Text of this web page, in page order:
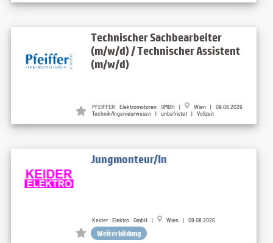
Technischer Sachbearbeiter
(m/w/d) / Technischer Assistent
(m/w/d)
PFEIFFER Elektromotoren GMBH |
Wien | 09.08.2026
Technik/Ingenieurwesen | unbefristet | Vollzeit
Jungmonteur/In
Keider Elektro GmbH | Wien | 09.08.2026
Weiterbildung